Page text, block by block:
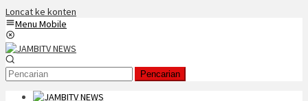
Loncat ke konten
Menu Mobile
Pencarian